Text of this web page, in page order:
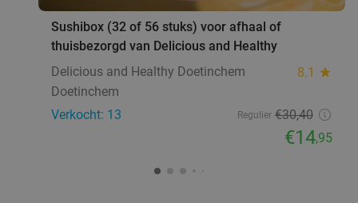
Sushibox (32 of 56 stuks) voor afhaal of
thuisbezorgd van Delicious and Healthy
Delicious and Healthy Doetinchem
8.1 star
Doetinchem
Verkocht: 13
Regulier €30,40
€14,95